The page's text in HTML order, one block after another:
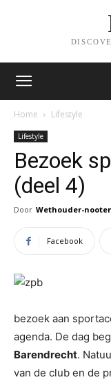
Home Lifestyle
Lifestyle
Bezoek
(deel 4)
Door Wethouder-
Facebook
bezoek aan
agenda. De dag
Barendrecht.
van de club en de